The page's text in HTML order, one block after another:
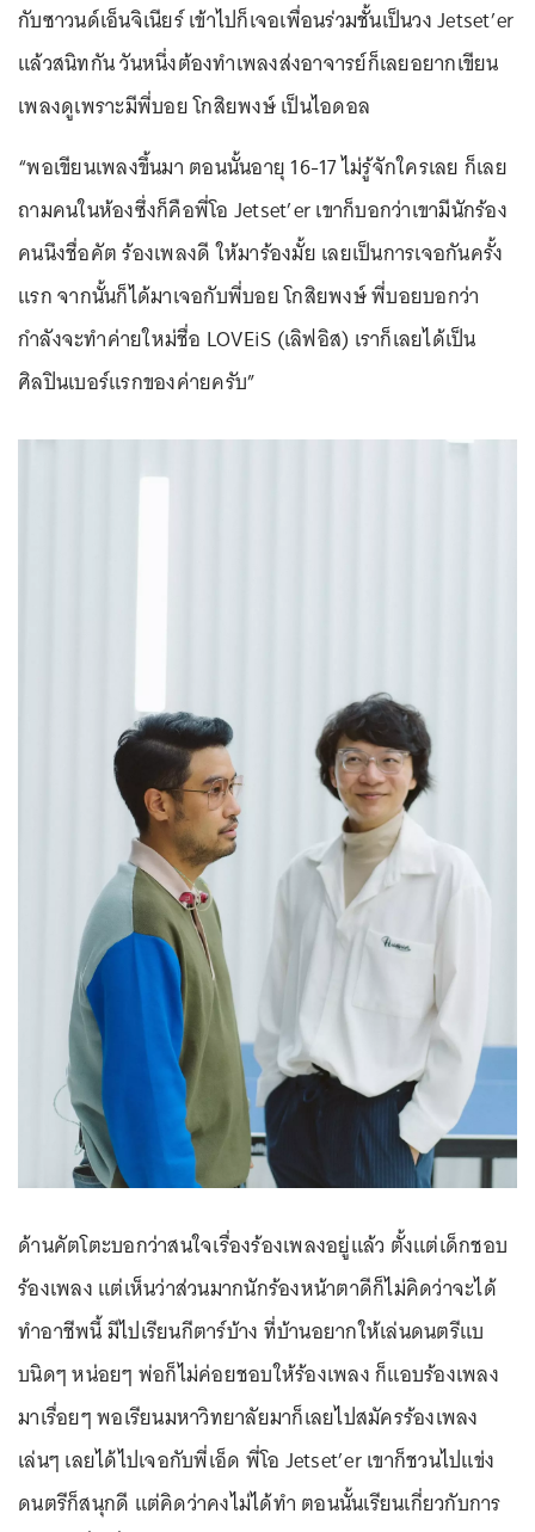
กับซาวนด์เอ็นจิเนียร์ เข้าไปก็เจอเพื่อนร่วมชั้นเป็นวง Jetset’er
แล้วสนิทกัน วันหนึ่งต้องทำเพลงส่งอาจารย์ก็เลยอยากเขียน
เพลงดูเพราะมีพี่บอย โกสิยพงษ์ เป็นไอดอล
“พอเขียนเพลงขึ้นมา ตอนนั้นอายุ 16-17 ไม่รู้จักใครเลย ก็เลย
ถามคนในห้องซึ่งก็คือพี่โอ Jetset’er เขาก็บอกว่าเขามีนักร้อง
คนนึงชื่อคัต ร้องเพลงดี ให้มาร้องมั้ย เลยเป็นการเจอกันครั้ง
แรก จากนั้นก็ได้มาเจอกับพี่บอย โกสิยพงษ์ พี่บอยบอกว่า
กำลังจะทำค่ายใหม่ชื่อ LOVEiS (เลิฟอิส) เราก็เลยได้เป็น
ศิลปินเบอร์แรกของค่ายครับ”
ด้านคัตโตะบอกว่าสนใจเรื่องร้องเพลงอยู่แล้ว ตั้งแต่เด็กชอบ
ร้องเพลง แต่เห็นว่าส่วนมากนักร้องหน้าตาดีก็ไม่คิดว่าจะได้
ทำอาชีพนี้ มีไปเรียนกีตาร์บ้าง ที่บ้านอยากให้เล่นดนตรีแบ
บนิดๆ หน่อยๆ พ่อก็ไม่ค่อยชอบให้ร้องเพลง ก็แอบร้องเพลง
มาเรื่อยๆ พอเรียนมหาวิทยาลัยมาก็เลยไปสมัครร้องเพลง
เล่นๆ เลยได้ไปเจอกับพี่เอ็ด พี่โอ Jetset’er เขาก็ชวนไปแข่ง
ดนตรีก็สนุกดี แต่คิดว่าคงไม่ได้ทำ ตอนนั้นเรียนเกี่ยวกับการ